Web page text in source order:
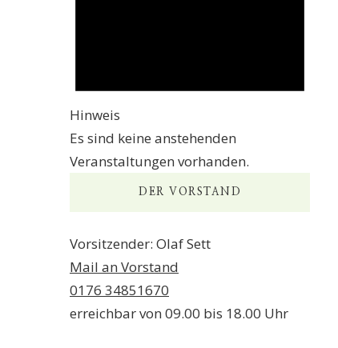
Hinweis
Es sind keine anstehenden
Veranstaltungen vorhanden.
DER VORSTAND
Vorsitzender: Olaf Sett
Mail an Vorstand
0176 34851670
erreichbar von 09.00 bis 18.00 Uhr